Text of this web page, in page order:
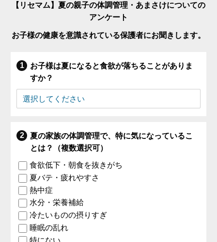
【リセマム】夏の親子の体調管理・あまさけについての
アンケート
お子様の健康を意識されている保護者にお聞きします。
お子様は夏になると食欲が落ちることがありま
すか？
夏の家族の体調管理で、特に気になっているこ
とは？（複数選択可）
食欲低下・朝食を抜きがち
夏バテ・疲れやすさ
熱中症
水分・栄養補給
冷たいものの摂りすぎ
睡眠の乱れ
特にない